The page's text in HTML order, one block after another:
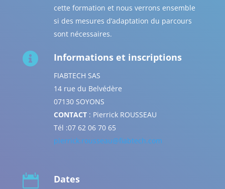
cette formation et nous verrons ensemble
si des mesures d’adaptation du parcours
sont nécessaires.
 Informations et inscriptions
FIABTECH SAS
14 rue du Belvédère
07130 SOYONS
CONTACT: Pierrick ROUSSEAU
Tél :07 62 06 70 65
pierrick.rousseau@fiabtech.com
 Dates